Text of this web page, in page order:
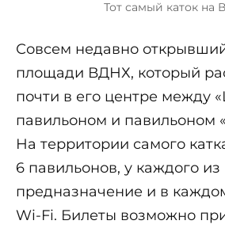
Тот самый каток на
Совсем недавно
площади ВДНХ, который
почти в его центре между
павильоном и павильоном
На территории самого
6 павильонов, у каждого из
предназначение и в
Wi-Fi. Билеты возможно